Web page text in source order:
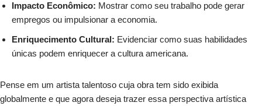
Impacto Econômico: Mostrar como seu trabalho pode gerar
empregos ou impulsionar a economia.
Enriquecimento Cultural: Evidenciar como suas habilidades
únicas podem enriquecer a cultura americana.
Pense em um artista talentoso cuja obra tem sido exibida
globalmente e que agora deseja trazer essa perspectiva artística